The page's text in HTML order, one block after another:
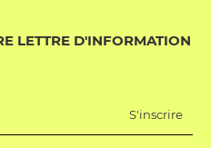
LETTRE D'INFORMATION
S'inscrire